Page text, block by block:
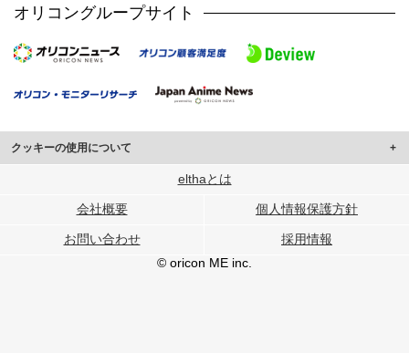
オリコングループサイト
クッキーの使用について
このサイトでは Cookie を使用して、ユーザーに合わせたコンテンツや広告の
行っています。
メディアや広告配信、データ解析の各パートナーに提供しています。
各パートナーは、この情報とユーザーが各パートナーに提供した他の情報や、
ユーザーが各パートナーのサービスを使用したときに収集した他の情報を組み
elthaとは
会社概要 個人情報保護方針
お問い合わせ
採用情報
© oricon ME inc.